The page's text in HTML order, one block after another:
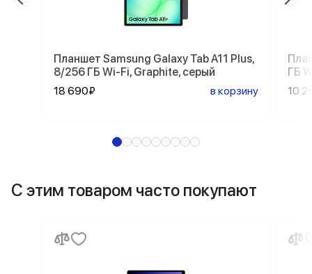
Планшет Samsung Galaxy Tab A11 Plus,
8/256 ГБ Wi-Fi, Graphite, серый
18 690₽
в корзину
ГБ
10
С этим товаром часто покупают